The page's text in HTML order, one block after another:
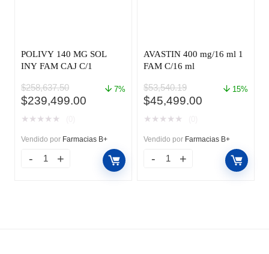
POLIVY 140 MG SOL
INY FAM CAJ C/1
$258,637.50
El
precio
era:
$258,637.50.
$239,499.00
es:
$239,499.00.
7%
★ ★ ★ ★ ★
Vendido por Farmacias B+
AVASTIN 400 mg/16 ml 1
FAM C/16 ml
$53,540.19
El
precio
era:
$53,540.19.
$45,499.00
es:
$45,499.00.
15%
★ ★ ★ ★ ★
Vendido por Farmacias B+